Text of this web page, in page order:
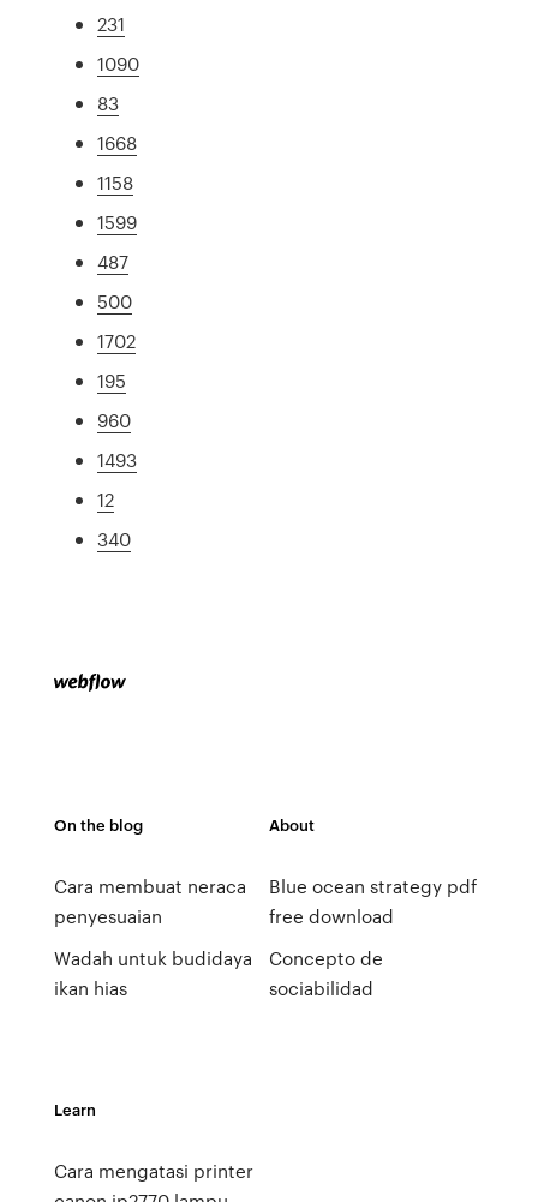
231
1090
83
1668
1158
1599
487
500
1702
195
960
1493
12
340
On the blog
Cara membuat neraca
penyesuaian
Wadah untuk budidaya
ikan hias
About
Blue ocean strategy pdf
free download
Concepto de
sociabilidad
Learn
Cara mengatasi printer